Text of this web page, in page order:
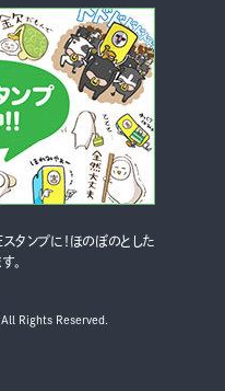
タンプに！ほのぼのとした
。
Rights Reserved.